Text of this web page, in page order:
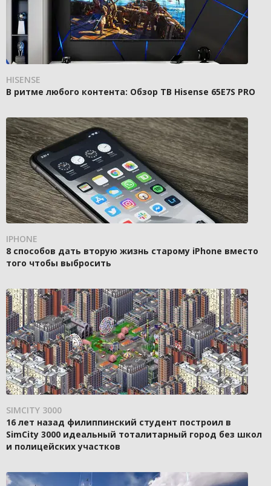
HISENSE
В ритме любого контента: Обзор ТВ Hisense 65E7S PRO
IPHONE
8 способов дать вторую жизнь старому iPhone вместо
того чтобы выбросить
SIMCITY 3000
16 лет назад филиппинский студент построил в
SimCity 3000 идеальный тоталитарный город без школ
и полицейских участков